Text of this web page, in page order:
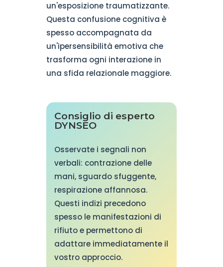
un'esposizione traumatizzante.
Questa confusione cognitiva è
spesso accompagnata da
un'ipersensibilità emotiva che
trasforma ogni interazione in
una sfida relazionale maggiore.
Consiglio di esperto
DYNSEO
Osservate i segnali non
verbali: contrazione delle
mani, sguardo sfuggente,
respirazione affannosa.
Questi indizi precedono
spesso le manifestazioni di
rifiuto e permettono di
adattare immediatamente il
vostro approccio.